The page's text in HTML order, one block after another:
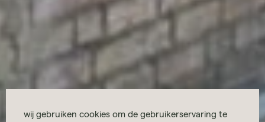
wij gebruiken cookies om de gebruikerservaring te